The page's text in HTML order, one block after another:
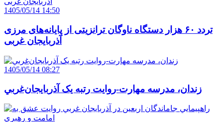
1405/05/14 14:50
تردد ۶۰ هزار دستگاه ناوگان ترانزیتی از پایانه‌های مرزی
آذربایجان ‌غربی
1405/05/14 08:27
زندان، مدرسه مهارت-روايت رتبه يک آذربايجان‌غربي